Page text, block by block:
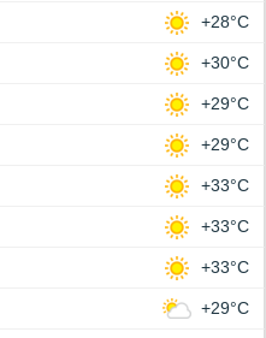
+28°C
+30°C
+29°C
+29°C
+33°C
+33°C
+33°C
+29°C